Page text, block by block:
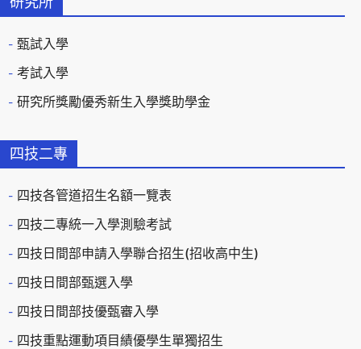
甄試入學
考試入學
研究所獎勵優秀新生入學獎助學金
四技二專
四技各管道招生名額一覽表
四技二專統一入學測驗考試
四技日間部申請入學聯合招生(招收高中生)
四技日間部甄選入學
四技日間部技優甄審入學
四技重點運動項目績優學生單獨招生